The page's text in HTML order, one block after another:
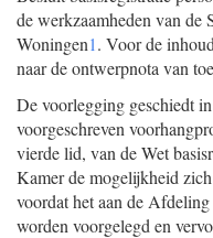
de werkzaamheden van de
Woningen1. Voor de
naar de ontwerpnota van
De voorlegging geschiedt
voorgeschreven
vierde lid, van de Wet
Kamer de mogelijkheid
voordat het aan de
worden voorgelegd en